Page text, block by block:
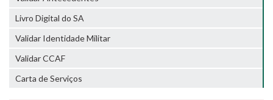
Livro Digital do SA
Validar Identidade Militar
Validar CCAF
Carta de Serviços